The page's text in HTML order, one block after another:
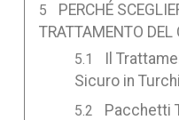
PERCHÉ
TRATTAMENTO DEL
Il
Sicuro in
Pacchetti